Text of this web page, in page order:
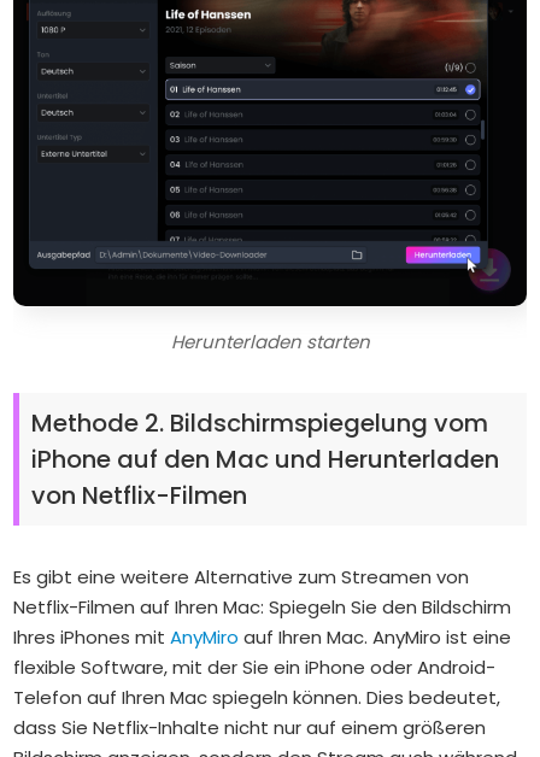
Herunterladen starten
Methode 2. Bildschirmspiegelung vom
iPhone auf den Mac und Herunterladen
von Netflix-Filmen
Es gibt eine weitere Alternative zum Streamen von
Netflix-Filmen auf Ihren Mac: Spiegeln Sie den Bildschirm
Ihres iPhones mitAnyMiro auf Ihren Mac. AnyMiro ist eine
flexible Software, mit der Sie ein iPhone oder Android-
Telefon auf Ihren Mac spiegeln können. Dies bedeutet,
dass Sie Netflix-Inhalte nicht nur auf einem größeren